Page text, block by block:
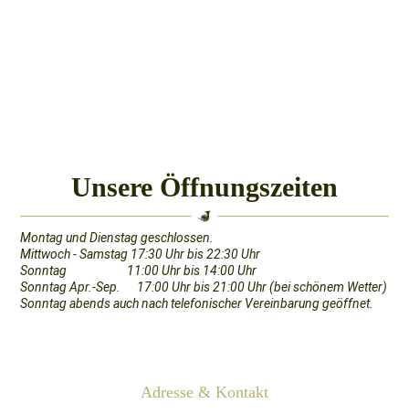
Unsere Öffnungszeiten
Montag und Dienstag geschlossen.
Mittwoch - Samstag 17:30 Uhr bis 22:30 Uhr
Sonntag 11:00 Uhr bis 14:00 Uhr
Sonntag Apr.-Sep. 17:00 Uhr bis 21:00 Uhr (bei schönem Wetter)
Sonntag abends auch nach telefonischer Vereinbarung geöffnet.
Adresse & Kontakt